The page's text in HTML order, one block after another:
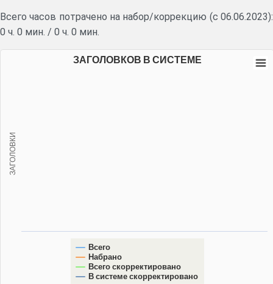
Всего часов потрачено на набор/коррекцию (с 06.06.2023):
0 ч. 0 мин. / 0 ч. 0 мин.
ЗАГОЛОВКИ
ЗАГОЛОВКОВ В СИСТЕМЕ
Всего
Набрано
Всего скорректировано
В системе скорректировано